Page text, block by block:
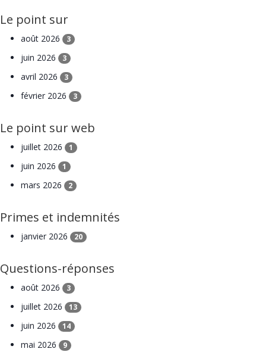
Le point sur
août 2026 3
juin 2026 3
avril 2026 3
février 2026 3
Le point sur web
juillet 2026 1
juin 2026 1
mars 2026 2
Primes et indemnités
janvier 2026 20
Questions-réponses
août 2026 3
juillet 2026 13
juin 2026 14
mai 2026 9